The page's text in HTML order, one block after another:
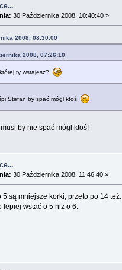
30 Października 2008, 10:40:40 »
2008, 08:30:00
2008, 07:26:10
ty wstajesz?
Stefan by spać mógł ktoś.
by nie spać mógł ktoś!
30 Października 2008, 11:46:40 »
5 są mniejsze korki, przeto po 14 też.
lepiej wstać o 5 niż o 6.